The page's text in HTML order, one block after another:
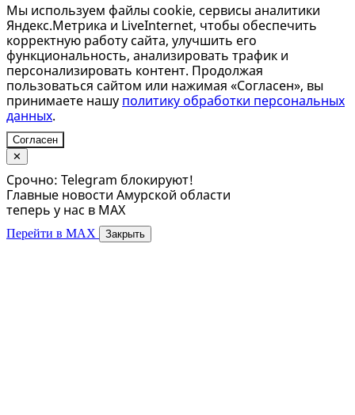
Мы используем файлы cookie, сервисы аналитики
Яндекс.Метрика и LiveInternet, чтобы обеспечить
корректную работу сайта, улучшить его
функциональность, анализировать трафик и
персонализировать контент. Продолжая
пользоваться сайтом или нажимая «Согласен», вы
принимаете нашу политику обработки персональных
данных.
Согласен
✕
Срочно: Telegram блокируют!
Главные новости Амурской области
теперь у нас в MAX
Перейти в MAX Закрыть